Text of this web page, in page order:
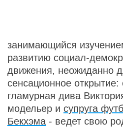
занимающийся
развитию социал-
движения, неожиданно
сенсационное открытие:
гламурная дива
модельер и супруга
Бекхэма - ведет свою